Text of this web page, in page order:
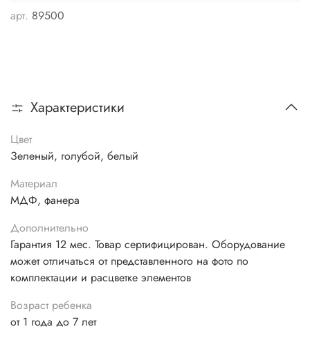
арт. 89500
Характеристики
Цвет
Зеленый, голубой, белый
Материал
МДФ, фанера
Дополнительно
Гарантия 12 мес. Товар сертифицирован. Оборудование
может отличаться от представленного на фото по
комплектации и расцветке элементов
Возраст ребенка
от 1 года до 7 лет